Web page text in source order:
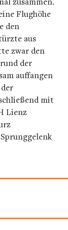
Flughöhe
den
aus
zwar den
der
auffangen
mit
Lienz